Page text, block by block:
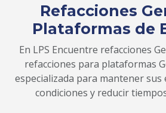
Refacciones
Plataformas de
En LPS Encuentre refacciones
refacciones para plataformas
especializada para mantener
condiciones y reducir